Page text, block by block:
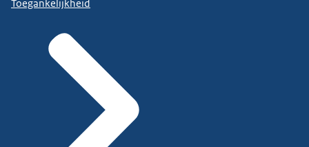
Toegankelijkheid